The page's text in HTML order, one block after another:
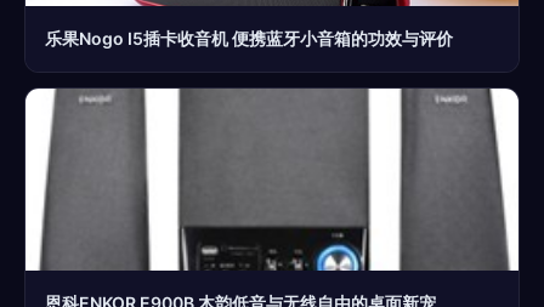
乐果Nogo I5插卡收音机 便携蓝牙小音箱的功效与评价
恩科ENKOR E900B 木韵低音与无线自由的桌面新宠